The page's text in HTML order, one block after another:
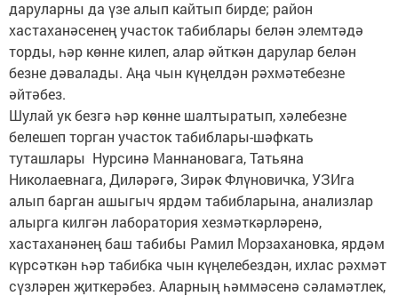
даруларны да үзе алып кайтып бирде; район
хастаханәсенең участок табиблары белән элемтәдә
торды, һәр көнне килеп, алар әйткән дарулар белән
безне дәвалады. Аңа чын күңелдән рәхмәтебезне
әйтәбез.
Шулай ук безгә һәр көнне шалтыратып, хәлебезне
белешеп торган участок табиблары-шәфкать
туташлары Нурсинә Маннановага, Татьяна
Николаевнага, Диләрәгә, Зирәк Флүновичка, УЗИга
алып барган ашыгыч ярдәм табибларына, анализлар
алырга килгән лаборатория хезмәткәрләренә,
хастаханәнең баш табибы Рамил Морзахановка, ярдәм
күрсәткән һәр табибка чын күңелебездән, ихлас рәхмәт
сүзләрен җиткерәбез. Аларның һәммәсенә сәламәтлек,